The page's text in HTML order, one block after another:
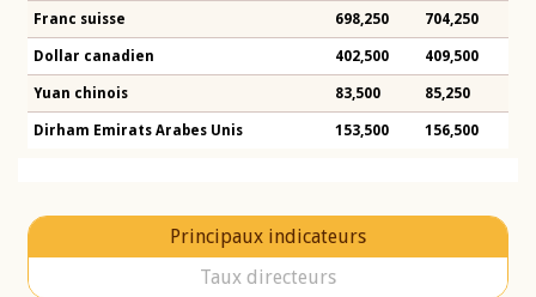
Franc suisse 698,250 704,250
Dollar canadien 402,500 409,500
Yuan chinois 83,500 85,250
Dirham Emirats Arabes Unis 153,500 156,500
Principaux indicateurs
Taux directeurs